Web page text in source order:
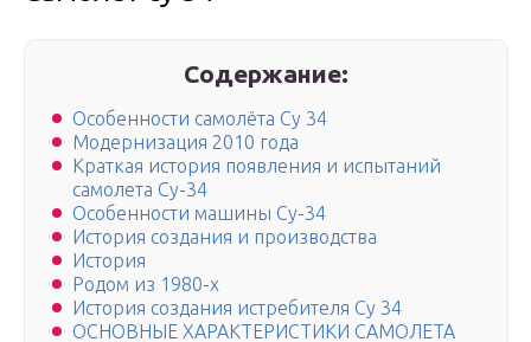
Содержание:
Особенности самолёта Су 34
Модернизация 2010 года
Краткая история появления и испытаний
самолета Су-34
Особенности машины Су-34
История создания и производства
История
Родом из 1980-х
История создания истребителя Су 34
ОСНОВНЫЕ ХАРАКТЕРИСТИКИ САМОЛЕТА